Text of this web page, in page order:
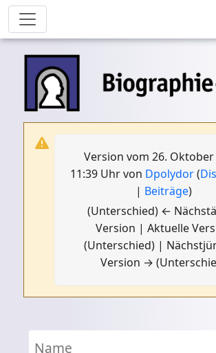
Version vom 26. Oktober
11:39 Uhr von Dpolydor(
| Beiträge)
(Unterschied) ←
Version | Aktuelle
(Unterschied) |
Version →